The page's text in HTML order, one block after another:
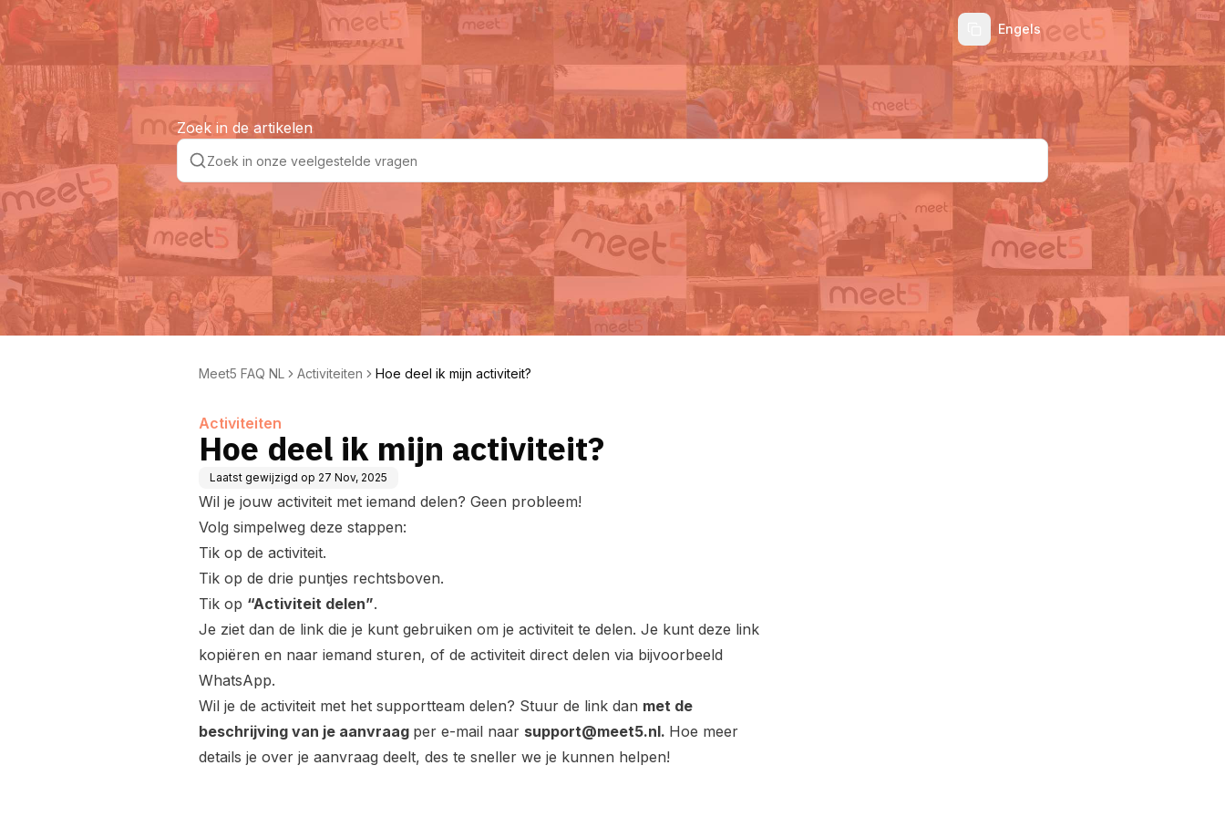
Engels
Zoek in de artikelen
Meet5 FAQ NL Activiteiten Hoe deel ik mijn activiteit?
Activiteiten
Hoe deel ik mijn activiteit?
Laatst gewijzigd op 27 Nov, 2025
Wil je jouw activiteit met iemand delen? Geen probleem!
Volg simpelweg deze stappen:
Tik op de activiteit.
Tik op de drie puntjes rechtsboven.
Tik op “Activiteit delen”.
Je ziet dan de link die je kunt gebruiken om je activiteit te delen. Je kunt deze link
kopiëren en naar iemand sturen, of de activiteit direct delen via bijvoorbeeld
WhatsApp.
Wil je de activiteit met het supportteam delen? Stuur de link dan met de
beschrijving van je aanvraag per e-mail naar support@meet5.nl. Hoe meer
details je over je aanvraag deelt, des te sneller we je kunnen helpen!